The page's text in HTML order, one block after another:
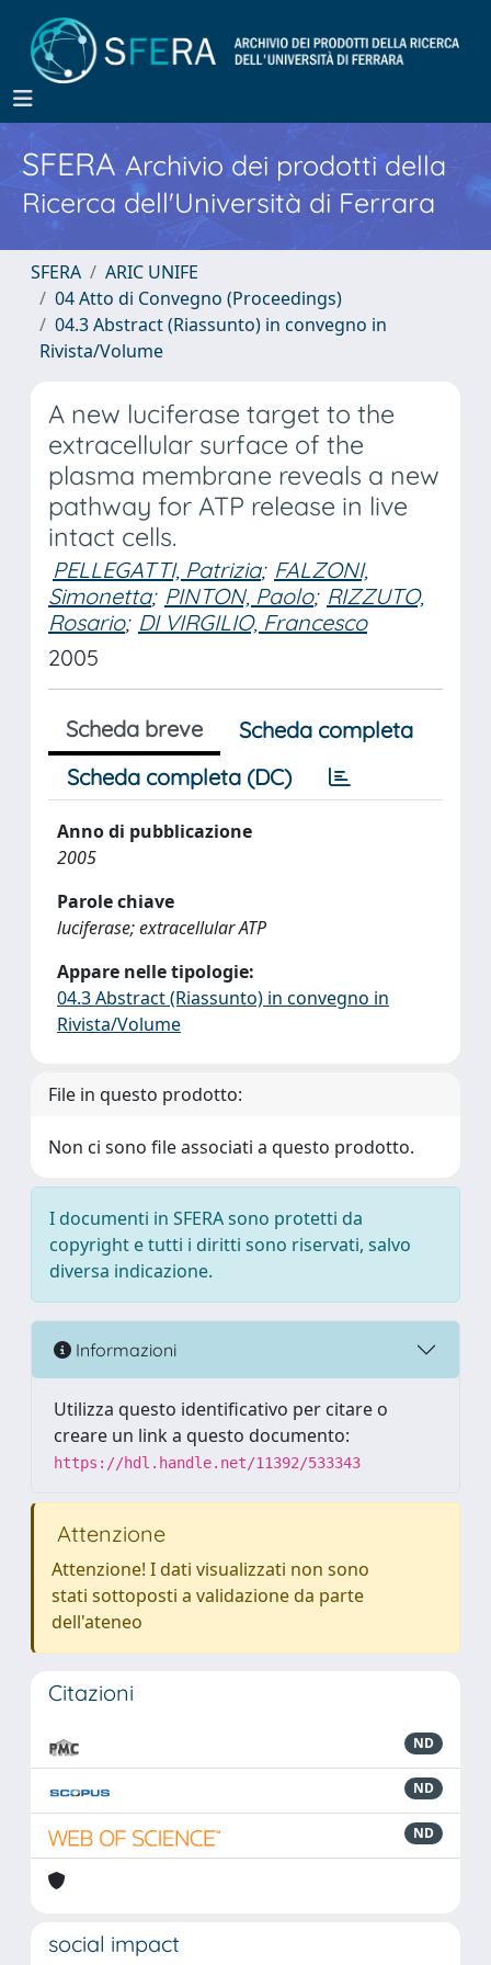
SFERA Archivio dei prodotti della
Ricerca dell'Università di Ferrara
SFERA
ARIC UNIFE
04 Atto di Convegno (Proceedings)
04.3 Abstract (Riassunto) in convegno in
Rivista/Volume
A new luciferase target to the
extracellular surface of the
plasma membrane reveals a new
pathway for ATP release in live
intact cells.
PELLEGATTI, Patrizia; FALZONI,
Simonetta; PINTON, Paolo; RIZZUTO,
Rosario; DI VIRGILIO, Francesco
2005
Scheda breve
Scheda completa
Scheda completa (DC)
Anno di pubblicazione
2005
Parole chiave
luciferase; extracellular ATP
Appare nelle tipologie:
04.3 Abstract (Riassunto) in convegno in
Rivista/Volume
File in questo prodotto:
Non ci sono file associati a questo prodotto.
I documenti in SFERA sono protetti da
copyright e tutti i diritti sono riservati, salvo
diversa indicazione.
Informazioni
Utilizza questo identificativo per citare o
creare un link a questo documento:
https://hdl.handle.net/11392/533343
Attenzione
Attenzione! I dati visualizzati non sono
stati sottoposti a validazione da parte
dell'ateneo
Citazioni
ND
ND
ND
social impact